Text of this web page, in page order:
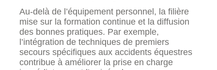
Au-delà de l’équipement personnel, la filière
mise sur la formation continue et la diffusion
des bonnes pratiques. Par exemple,
l’intégration de techniques de premiers
secours spécifiques aux accidents équestres
contribue à améliorer la prise en charge